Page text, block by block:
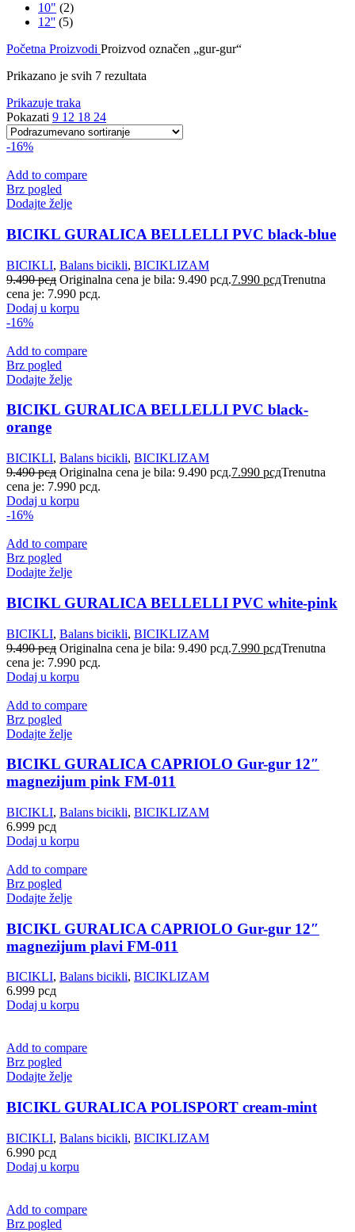
10" (2)
12'' (5)
Početna Proizvodi Proizvod označen „gur-gur“
Prikazano je svih 7 rezultata
Prikazuje traka
Pokazati 9 12 18 24
-16%
Add to compare
Brz pogled
Dodajte želje
BICIKL GURALICA BELLELLI PVC black-blue
BICIKLI, Balans bicikli, BICIKLIZAM
9.490рсд Originalna cena je bila: 9.490 рсд.7.990 рсдTrenutna
cena je: 7.990 рсд.
Dodaj u korpu
-16%
Add to compare
Brz pogled
Dodajte želje
BICIKL GURALICA BELLELLI PVC black-
orange
BICIKLI, Balans bicikli, BICIKLIZAM
9.490рсд Originalna cena je bila: 9.490 рсд.7.990 рсдTrenutna
cena je: 7.990 рсд.
Dodaj u korpu
-16%
Add to compare
Brz pogled
Dodajte želje
BICIKL GURALICA BELLELLI PVC white-pink
BICIKLI, Balans bicikli, BICIKLIZAM
9.490рсд Originalna cena je bila: 9.490 рсд.7.990 рсдTrenutna
cena je: 7.990 рсд.
Dodaj u korpu
Add to compare
Brz pogled
Dodajte želje
BICIKL GURALICA CAPRIOLO Gur-gur 12″
magnezijum pink FM-011
BICIKLI, Balans bicikli, BICIKLIZAM
6.999 рсд
Dodaj u korpu
Add to compare
Brz pogled
Dodajte želje
BICIKL GURALICA CAPRIOLO Gur-gur 12″
magnezijum plavi FM-011
BICIKLI, Balans bicikli, BICIKLIZAM
6.999 рсд
Dodaj u korpu
Add to compare
Brz pogled
Dodajte želje
BICIKL GURALICA POLISPORT cream-mint
BICIKLI, Balans bicikli, BICIKLIZAM
6.990 рсд
Dodaj u korpu
Add to compare
Brz pogled